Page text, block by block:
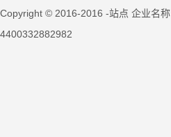
Copyright © 2016-2016 -站点 企业名称
4400332882982